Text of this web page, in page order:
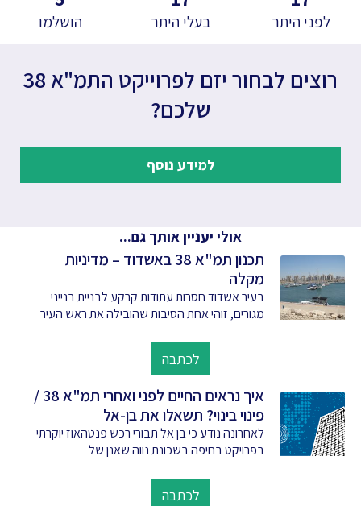
לפני היתר בעלי היתר הושלמו
רוצים לבחור יזם לפרוייקט התמ"א 38
שלכם?
למידע נוסף
אולי יעניין אותך גם...
תכנון תמ"א 38 באשדוד – מדיניות
מקלה
בעיר אשדוד חסרות עתודות קרקע לבניית בנייני
מגורים, זוהי אחת הסיבות שהובילה את ראש העיר
לכתבה
איך נראים החיים לפני ואחרי תמ"א 38 /
פינוי בינוי? תשאלו את בן-אל
לאחרונה נודע כי בן אל תבורי רכש פנטהאוז יוקרתי
בפרויקט בחיפה בשכונת נווה שאנן של
לכתבה